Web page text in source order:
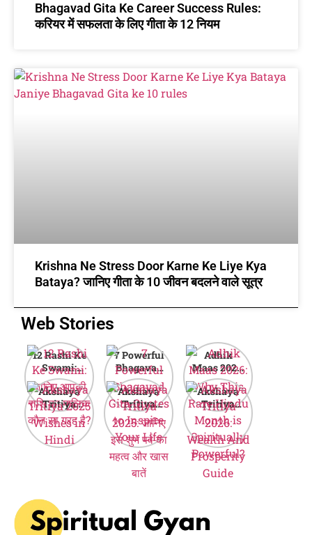
Bhagavad Gita Ke Career Success Rules:
करियर में सफलता के लिए गीता के 12 नियम
Krishna Ne Stress Door Karne Ke Liye Kya
Bataya? जानिए गीता के 10 जीवन बदलने वाले सूत्र
Web Stories
12 Rashi Ke
Swami:
जानिए आपकी
राशि का मालिक
कौन सा ग्रह है?
7 Powerful
Bhagavad
Gita Quotes
to Inspire
Your Life
Adhik
Maas 2026:
Why This
Rare Hindu
Month is
Spiritually
Powerful?
Akshaya
Tritiya
2025
Wishes in
Hindi
Akshaya
Tritiya
2025: जानिए
इस शुभ पर्व का
महत्व और खास
बातें
Akshaya
Tritiya
2026:
Wealth And
Prosperity
Guide